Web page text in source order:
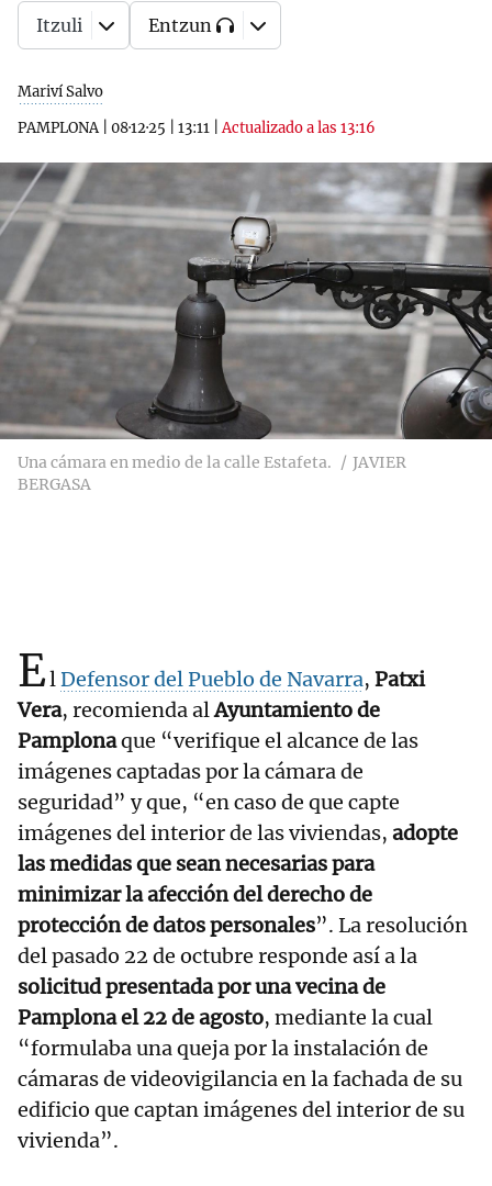
Mariví Salvo
PAMPLONA| 08·12·25 13:11 |Actualizado a las 13:16
Itzuli Entzun
Una cámara en medio de la calle Estafeta.
JAVIER
BERGASA
ElDefensor del Pueblo de Navarra, Patxi
Vera, recomienda alAyuntamiento de
Pamplonaque “verifique el alcance de las
imágenes captadas por la cámara de
seguridad” y que, “en caso de que capte
imágenes del interior de las viviendas, adopte
las medidas que sean necesarias para
minimizar la afección del derecho de
protección de datos personales”. La resolución
del pasado 22 de octubre responde así a la
solicitud presentada por una vecina de
Pamplona el 22 de agosto, mediante la cual
“formulaba una queja por la instalación de
cámaras de videovigilancia en la fachada de su
edificio que captan imágenes del interior de su
vivienda”.